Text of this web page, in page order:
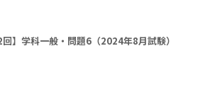
回】学科一般・問題6（2024年8月試験）